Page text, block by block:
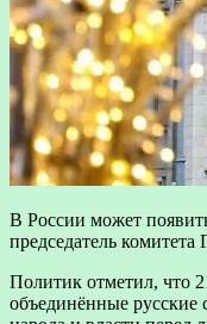
В России может
председатель
Политик отметил, что
объединённые русские